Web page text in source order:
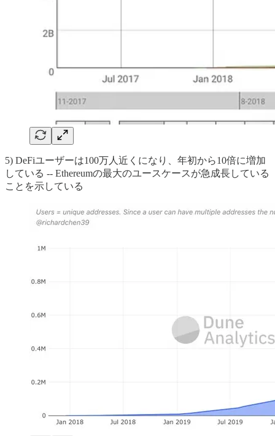
5) DeFiユーザーは100万人近くになり、年初から10倍に増加
している -- Ethereumの最大のユースケースが急成長している
ことを示している